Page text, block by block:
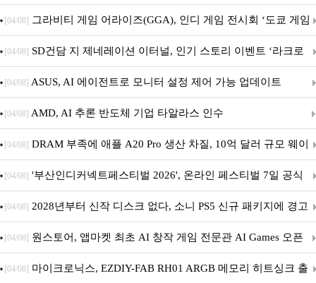
내 정식 출시
[04/08] 그라비티 게임 어라이즈(GGA), 인디 게임 전시회 ‘도쿄 게임
던전 13’ 참가!
[04/08] SD건담 지 제네레이션 이터널, 인기 스토리 이벤트 ‘라크로
아의 용사’ 재개최 및 풍성한 기념 이벤트 실시!
[04/08] ASUS, AI 에이전트로 모니터 설정 제어 가능 업데이트
[04/08] AMD, AI 추론 반도체 기업 타알라스 인수
[04/08] DRAM 부족에 애플 A20 Pro 생산 차질, 10억 달러 규모 웨이
퍼 대기
[04/08] '부산인디커넥트페스티벌 2026', 온라인 페스티벌 7일 공식
개막... 22일간 진행
[04/08] 2028년부터 신작 디스크 없다, 소니 PS5 신규 패키지에 경고
문 추가
[04/08] 원스토어, 앱마켓 최초 AI 창작 게임 전문관 AI Games 오픈
[04/08] 마이크로닉스, EZDIY-FAB RH01 ARGB 메모리 히트싱크 출